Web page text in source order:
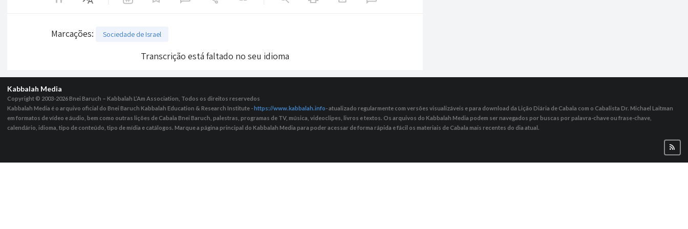
Marcações: Sociedade de Israel
Transcrição está faltado no seu idioma
Kabbalah Media
Copyright © 2003-2026Bnei Baruch – Kabbalah L’Am Association, Todos os direitos reservedos
Kabbalah Media é o arquivo oficial do Bnei Baruch Kabbalah Education & Research Institute -https://www.kabbalah.info- atualizado regularmente com versões visualizáveis ​​e para download da Lição Diária de Cabala com o Cabalista Dr. Michael Laitman
em formatos de vídeo e áudio, bem como outras lições de Cabala Bnei Baruch, palestras, programas de TV, música, videoclipes, livros e textos. Os arquivos do Kabbalah Media podem ser navegados por buscas por palavra-chave ou frase-chave,
calendário, idioma, tipo de conteúdo, tipo de mídia e catálogos. Marque a página principal do Kabbalah Media para poder acessar de forma rápida e fácil os materiais de Cabala mais recentes do dia atual.